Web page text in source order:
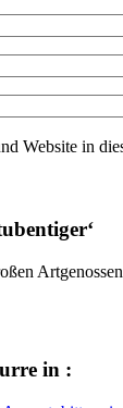
Website in
in :